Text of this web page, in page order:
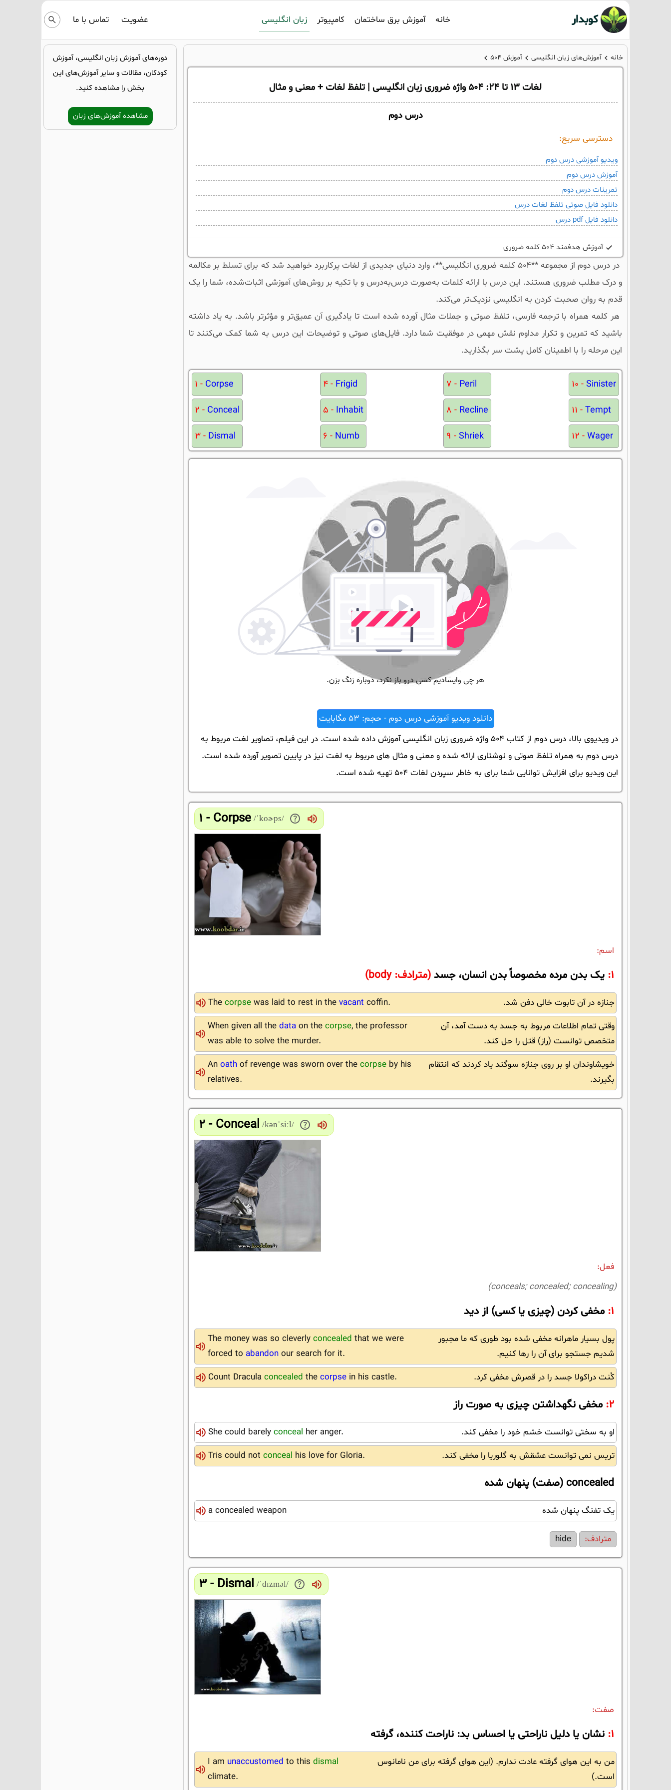
کوبدار خانه آموزش برق ساختمان کامپیوتر زبان انگلیسی عضویت تماس با ما
خانه آموزش‌های زبان انگلیسی آموزش‌ 504
لغات 13 تا 24: 504 واژه ضروری زبان انگلیسی | تلفظ لغات + معنی و مثال
درس دوم
دسترسی سریع:
ویدیو آموزشی درس دوم
آموزش درس دوم
تمرینات درس دوم
دانلود فایل صوتی تلفظ لغات درس
دانلود فایل pdf درس
آموزش هدفمند 504 کلمه ضروری
در درس دوم از مجموعه **504 کلمه ضروری انگلیسی**، وارد دنیای جدیدی از لغات پرکاربرد خواهید شد که برای تسلط بر مکالمه
و درک مطلب ضروری هستند. این درس با ارائه کلمات به‌صورت درس‌به‌درس و با تکیه بر روش‌های آموزشی اثبات‌شده، شما را یک
قدم به روان صحبت کردن به انگلیسی نزدیک‌تر می‌کند.
هر کلمه همراه با ترجمه فارسی، تلفظ صوتی و جملات مثال آورده شده است تا یادگیری آن عمیق‌تر و مؤثرتر باشد. به یاد داشته
باشید که تمرین و تکرار مداوم نقش مهمی در موفقیت شما دارد. فایل‌های صوتی و توضیحات این درس به شما کمک می‌کنند تا
این مرحله را با اطمینان کامل پشت سر بگذارید.
1 - Corpse
2 - Conceal
3 - Dismal
4 - Frigid
5 - Inhabit
6 - Numb
7 - Peril
8 - Recline
9 -Shriek
10 - Sinister
11 - Tempt
12 - Wager
دانلود ویدیو آموزشی درس دوم - حجم: 53 مگابایت
در ویدیوی بالا، درس دوم از کتاب 504 واژه ضروری زبان انگلیسی آموزش داده شده است. در این فیلم، تصاویر لغت مربوط به
درس دوم به همراه تلفظ صوتی و نوشتاری ارائه شده و معنی و مثال های مربوط به لغت نیز در پایین تصویر آورده شده است.
این ویدیو برای افزایش توانایی شما برای به خاطر سپردن لغات 504 تهیه شده است.
1 - Corpse /ˈkoɚps/
اسم:
1: یک بدن مرده مخصوصاً بدن انسان، جسد (مترادف: body)
The corpse was laid to rest in the vacant coffin. جنازه در آن تابوت خالی دفن شد.
When given all the data on the corpse, the professor
was able to solve the murder.
وقتی تمام اطلاعات مربوط به جسد به دست آمد، آن
متخصص توانست (راز) قتل را حل کند.
An oath of revenge was sworn over the corpse by his
relatives.
خویشاوندان او بر روی جنازه سوگند یاد کردند که انتقام
بگیرند.
2 - Conceal /kənˈsiːl/
فعل:
(conceals; concealed; concealing)
1: مخفی کردن (چیزی یا کسی) از دید
The money was so cleverly concealed that we were
forced to abandon our search for it.
پول بسیار ماهرانه مخفی شده بود طوری که ما مجبور
شدیم جستجو برای آن را رها کنیم.
Count Dracula concealed the corpse in his castle. کُنت دراکولا جسد را در قصرش مخفی کرد.
2: مخفی نگهداشتن چیزی به صورت راز
She could barely conceal her anger. او به سختی توانست خشم خود را مخفی کند.
Tris could not conceal his love for Gloria. تریس نمی توانست عشقش به گلوریا را مخفی کند.
concealed (صفت) پنهان شده
a concealed weapon یک تفنگ پنهان شده
مترادف: hide
3 - Dismal /ˈdɪzməl/
صفت:
1: نشان یا دلیل ناراحتی یا احساس بد: ناراحت کننده، گرفته
I am unaccustomed to this dismal
climate.
من به این هوای گرفته عادت ندارم. (این هوای گرفته برای من نامانوس
است.)
دوره‌های آموزش زبان انگلیسی، آموزش
کودکان، مقالات و سایر آموزش‌های این
بخش را مشاهده کنید.
مشاهده آموزش‌های زبان